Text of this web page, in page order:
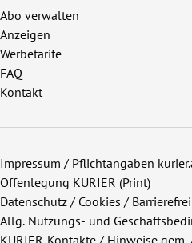
Abo verwalten
Anzeigen
Werbetarife
FAQ
Kontakt
Impressum / Pflichtangaben
Offenlegung KURIER (Print)
Datenschutz / Cookies /
Allg. Nutzungs- und
KURIER-Kontakte / Hinweise gem.